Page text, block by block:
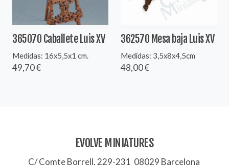
365070 Caballete Luis XV
Medidas: 16x5,5x1 cm.
49,70 €
362570 Mesa baja Luis XV
Medidas: 3,5x8x4,5cm
48,00 €
EVOLVE MINIATURES
C/ Comte Borrell, 229-231 08029 Barcelona